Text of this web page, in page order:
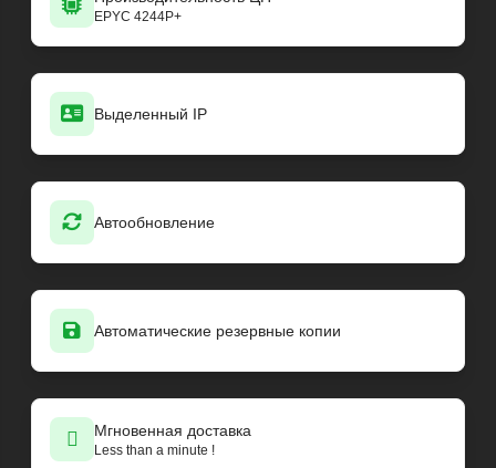
EPYC 4244P+
Выделенный IP
Автообновление
Автоматические резервные копии
Мгновенная доставка
Less than a minute !